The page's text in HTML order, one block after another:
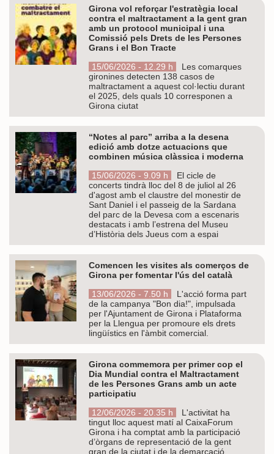
Girona vol reforçar l'estratègia local
contra el maltractament a la gent gran
amb un protocol municipal i una
Comissió pels Drets de les Persones
Grans i el Bon Tracte
15/06/2026 - 12.29 h
Les comarques
gironines detecten 138 casos de
maltractament a aquest col·lectiu durant
el 2025, dels quals 10 corresponen a
Girona ciutat
“Notes al parc” arriba a la desena
edició amb dotze actuacions que
combinen música clàssica i moderna
15/06/2026 - 9.09 h
El cicle de
concerts tindrà lloc del 8 de juliol al 26
d'agost amb el claustre del monestir de
Sant Daniel i el passeig de la Sardana
del parc de la Devesa com a escenaris
destacats i amb l’estrena del Museu
d’Història dels Jueus com a espai
Comencen les visites als comerços de
Girona per fomentar l'ús del català
13/06/2026 - 7.50 h
L'acció forma part
de la campanya "Bon dia!", impulsada
per l'Ajuntament de Girona i Plataforma
per la Llengua per promoure els drets
lingüístics en l'àmbit comercial.
Girona commemora per primer cop el
Dia Mundial contra el Maltractament
de les Persones Grans amb un acte
participatiu
12/06/2026 - 20.35 h
L'activitat ha
tingut lloc aquest matí al CaixaForum
Girona i ha comptat amb la participació
d’òrgans de representació de la gent
gran de la ciutat i de la demarcació